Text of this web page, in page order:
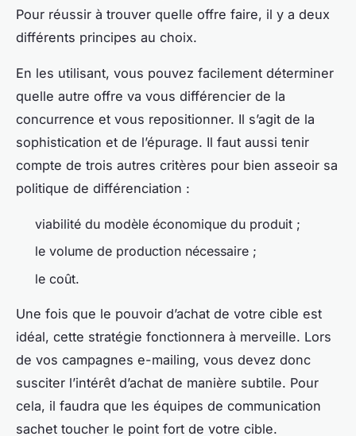
Pour réussir à trouver quelle offre faire, il y a deux
différents principes au choix.
En les utilisant, vous pouvez facilement déterminer
quelle autre offre va vous différencier de la
concurrence et vous repositionner. Il s’agit de la
sophistication et de l’épurage. Il faut aussi tenir
compte de trois autres critères pour bien asseoir sa
politique de différenciation :
viabilité du modèle économique du produit ;
le volume de production nécessaire ;
le coût.
Une fois que le pouvoir d’achat de votre cible est
idéal, cette stratégie fonctionnera à merveille. Lors
de vos campagnes e-mailing, vous devez donc
susciter l’intérêt d’achat de manière subtile. Pour
cela, il faudra que les équipes de communication
sachet toucher le point fort de votre cible.